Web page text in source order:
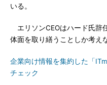
いる。
エリソンCEOはハード氏辞
体面を取り繕うことしか考え
企業向け情報を集約した「
チェック